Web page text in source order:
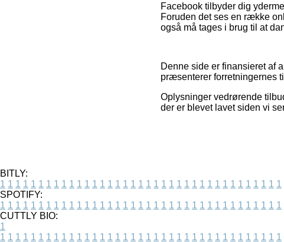
Facebook tilbyder dig
Foruden det ses en række
også må tages i brug til at
Denne side er finansieret af
præsenterer forretningernes
Oplysninger vedrørende
der er blevet lavet siden vi
BITLY:
1 1 1 1 1 1 1 1 1 1 1 1 1 1 1 1 1 1 1 1 1 1 1 1 1 1 1 1 1 1 1 1 1 1 1 1 1
SPOTIFY:
1 1 1 1 1 1 1 1 1 1 1 1 1 1 1 1 1 1 1 1 1 1 1 1 1 1 1 1 1 1 1 1 1 1 1 1 1
CUTTLY BIO:
1
1 1 1 1 1 1 1 1 1 1 1 1 1 1 1 1 1 1 1 1 1 1 1 1 1 1 1 1 1 1 1 1 1 1 1 1 1